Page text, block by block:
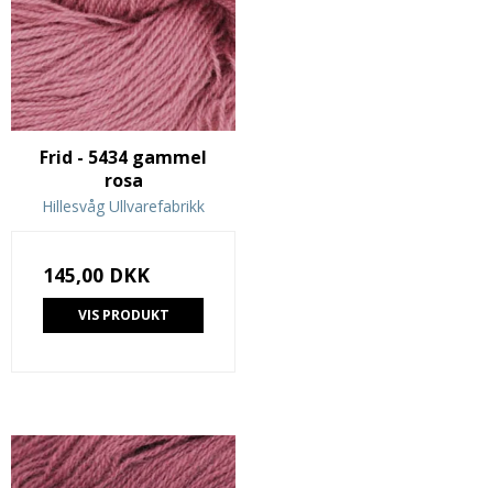
Frid - 5434 gammel
rosa
Hillesvåg Ullvarefabrikk
145,00 DKK
VIS PRODUKT